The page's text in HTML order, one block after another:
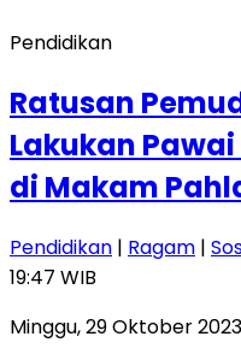
Pendidikan
Ratusan
Lakukan
di Makam
Pendidikan | Ragam |
19:47 WIB
Minggu, 29 Oktober